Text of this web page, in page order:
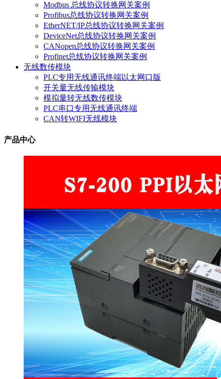
Modbus 总线协议转换网关案例
Profibus总线协议转换网关案例
EtherNET/IP总线协议转换网关案例
DeviceNet总线协议转换网关案例
CANopen总线协议转换网关案例
Profinet总线协议转换网关案例
无线数传模块
PLC专用无线通讯终端以太网口版
开关量无线传输模块
模拟量转无线数传模块
PLC串口专用无线通讯终端
CAN转WIFI无线模块
产品中心